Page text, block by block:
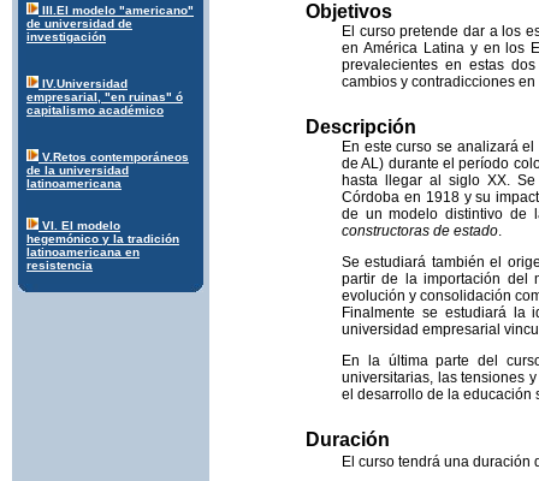
III.El modelo "americano"
de universidad de
investigación
IV.Universidad
empresarial, "en ruinas" ó
capitalismo académico
V.Retos contemporáneos
de la universidad
latinoamericana
VI. El modelo
hegemónico y la tradición
latinoamericana en
resistencia
Objetivos
El curso pretende dar a los
en América Latina y en los
prevalecientes en estas
cambios y contradicciones
Descripción
En este curso se analizará
de AL) durante el período
hasta llegar al siglo XX.
Córdoba en 1918 y su
de un modelo distintivo de
constructoras de estado.
Se estudiará también el
partir de la importación del
evolución y consolidación
Finalmente se estudiará la
universidad empresarial
En la última parte del
universitarias, las tensiones
el desarrollo de la educación
Duración
El curso tendrá una duración